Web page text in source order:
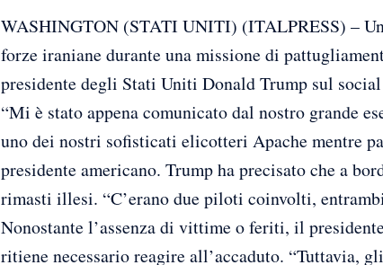
WASHINGTON (STATI UNITI) (ITALPRESS) –
forze iraniane durante una missione di
presidente degli Stati Uniti Donald Trump sul
“Mi è stato appena comunicato dal nostro grande
uno dei nostri sofisticati elicotteri Apache mentre
presidente americano. Trump ha precisato che a
rimasti illesi. “C’erano due piloti coinvolti,
Nonostante l’assenza di vittime o feriti, il
ritiene necessario reagire all’accaduto. “Tuttavia,